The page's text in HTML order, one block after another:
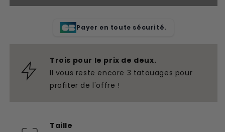
noir
noir
blanc
Payer en toute sécurité.
Trois pour le prix de deux.
Il vous reste encore 3 tatouages pour
profiter de l'offre !
Taille